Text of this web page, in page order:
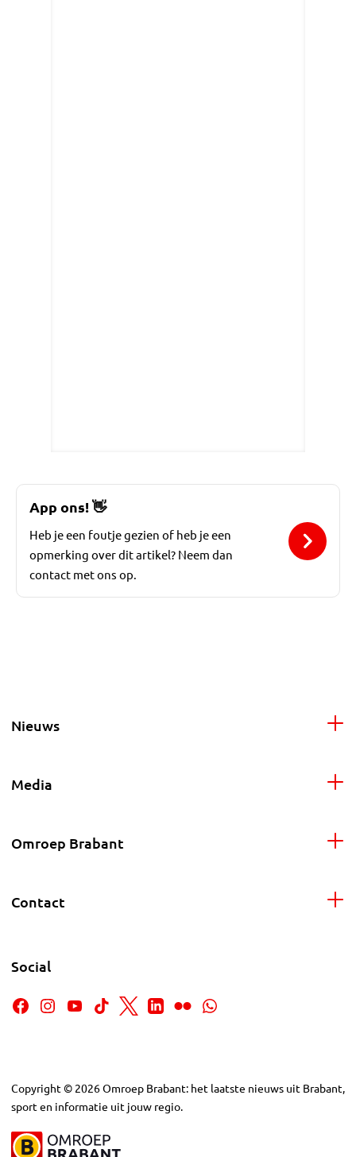
App ons!👋
Heb je een foutje gezien of heb je een
opmerking over dit artikel? Neem dan
contact met ons op.
Nieuws
Media
Omroep Brabant
Contact
Social
Copyright © 2026Omroep Brabant: het laatste nieuws uit Brabant,
sport en informatie uit jouw regio.